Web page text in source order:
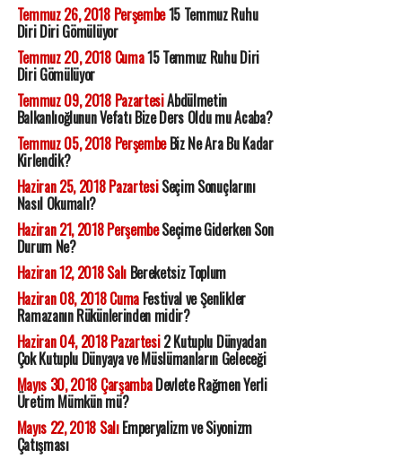
Temmuz 26, 2018 Perşembe15 Temmuz Ruhu
Diri Diri Gömülüyor
Temmuz 20, 2018 Cuma15 Temmuz Ruhu Diri
Diri Gömülüyor
Temmuz 09, 2018 PazartesiAbdülmetin
Balkanlıoğlunun Vefatı Bize Ders Oldu mu Acaba?
Temmuz 05, 2018 PerşembeBiz Ne Ara Bu Kadar
Kirlendik?
Haziran 25, 2018 PazartesiSeçim Sonuçlarını
Nasıl Okumalı?
Haziran 21, 2018 PerşembeSeçime Giderken Son
Durum Ne?
Haziran 12, 2018 SalıBereketsiz Toplum
Haziran 08, 2018 CumaFestival ve Şenlikler
Ramazanın Rükünlerinden midir?
Haziran 04, 2018 Pazartesi2 Kutuplu Dünyadan
Çok Kutuplu Dünyaya ve Müslümanların Geleceği
Mayıs 30, 2018 ÇarşambaDevlete Rağmen Yerli
Üretim Mümkün mü?
Mayıs 22, 2018 SalıEmperyalizm ve Siyonizm
Çatışması